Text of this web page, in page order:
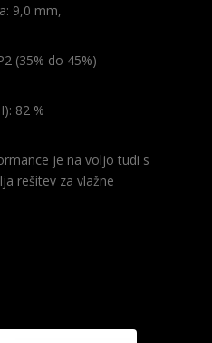
9,0 mm,
(35% do 45%)
82 %
je na voljo tudi s
rešitev za vlažne